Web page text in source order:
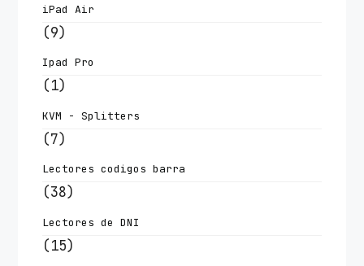
iPad Air
(9)
Ipad Pro
(1)
KVM - Splitters
(7)
Lectores codigos barra
(38)
Lectores de DNI
(15)